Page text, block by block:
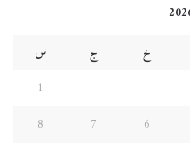
خ ج
س
1
6
7
8